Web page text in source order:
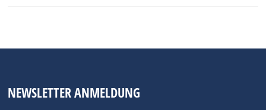
NEWSLETTER ANMELDUNG